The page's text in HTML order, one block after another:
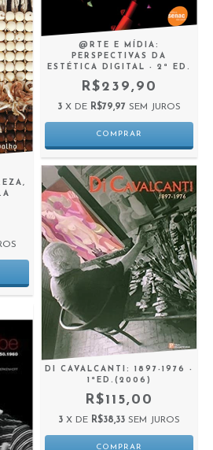
@RTE E MÍDIA:
PERSPECTIVAS DA
ESTÉTICA DIGITAL - 2ª ED.
R$239,90
3 X DE R$79,97 SEM JUROS
DI CAVALCANTI: 1897-1976 -
1ªED.(2006)
R$115,00
3 X DE R$38,33 SEM JUROS